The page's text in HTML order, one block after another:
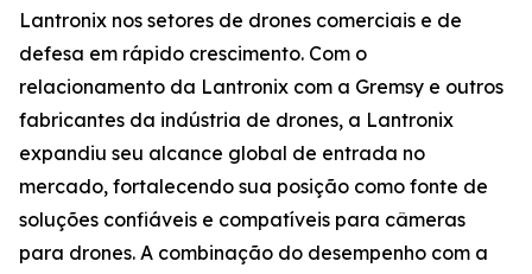
Lantronix nos setores de drones comerciais e de
defesa em rápido crescimento. Com o
relacionamento da Lantronix com a Gremsy e outros
fabricantes da indústria de drones, a Lantronix
expandiu seu alcance global de entrada no
mercado, fortalecendo sua posição como fonte de
soluções confiáveis e compatíveis para câmeras
para drones. A combinação do desempenho com a